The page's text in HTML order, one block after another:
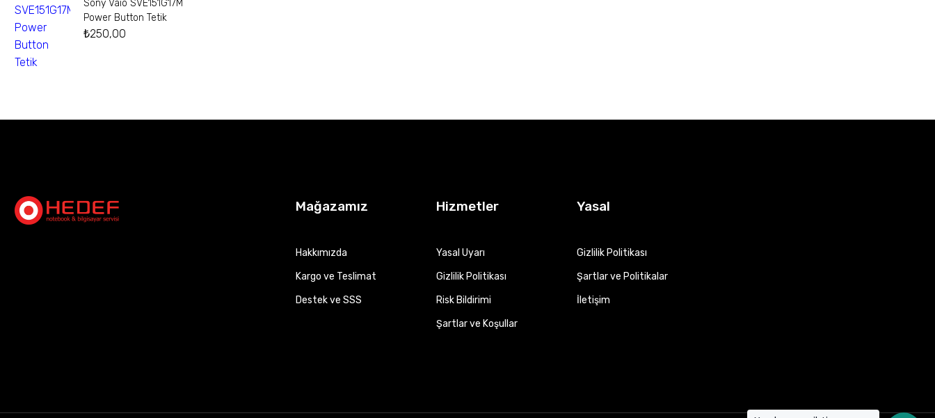
Sony Vaio SVE151G17M
Power Button Tetik
₺250,00
Mağazamız
Hakkımızda
Kargo ve Teslimat
Destek ve SSS
Hizmetler
Yasal Uyarı
Gizlilik Politikası
Risk Bildirimi
Şartlar ve Koşullar
Yasal
Gizlilik Politikası
Şartlar ve Politikalar
İletişim